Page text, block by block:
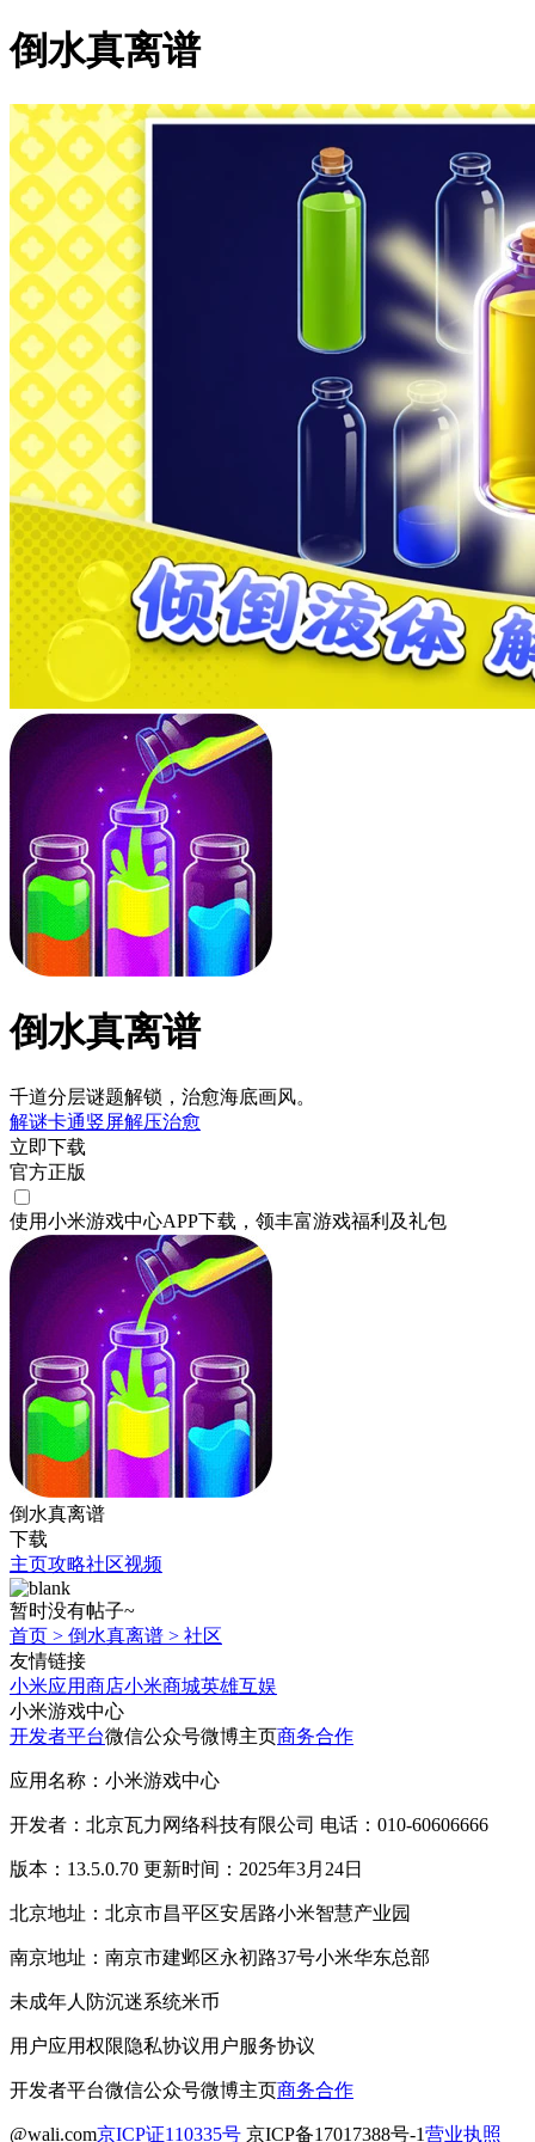
倒水真离谱
倒水真离谱
千道分层谜题解锁，治愈海底画风。
解谜卡通竖屏解压治愈
立即下载
官方正版
使用小米游戏中心APP下载 ，领丰富游戏福利 及礼包
倒水真离谱
下载
主页攻略社区视频
暂时没有帖子~
首页 > 倒水真离谱 > 社区
友情链接
小米应用商店小米商城英雄互娱
小米游戏中心
开发者平台微信公众号微博主页商务合作
应用名称：小米游戏中心
开发者：北京瓦力网络科技有限公司 电话：010-60606666
版本：13.5.0.70 更新时间：2025年3月24日
北京地址：北京市昌平区安居路小米智慧产业园
南京地址：南京市建邺区永初路37号小米华东总部
未成年人防沉迷系统米币
用户应用权限隐私协议用户服务协议
开发者平台微信公众号微博主页商务合作
@wali.com京ICP证110335号 京ICP备17017388号-1营业执照